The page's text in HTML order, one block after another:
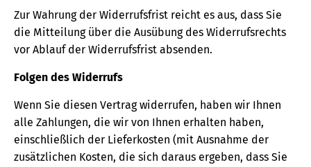
Zur Wahrung der Widerrufsfrist reicht es aus, dass Sie
die Mitteilung über die Ausübung des Widerrufsrechts
vor Ablauf der Widerrufsfrist absenden.
Folgen des Widerrufs
Wenn Sie diesen Vertrag widerrufen, haben wir Ihnen
alle Zahlungen, die wir von Ihnen erhalten haben,
einschließlich der Lieferkosten (mit Ausnahme der
zusätzlichen Kosten, die sich daraus ergeben, dass Sie